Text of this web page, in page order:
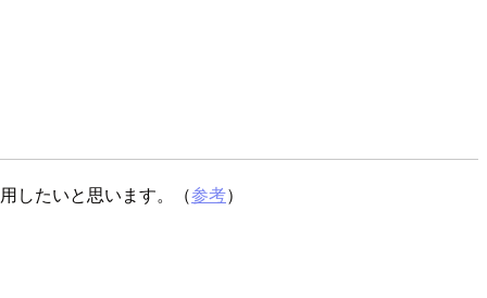
したいと思います。（参考）